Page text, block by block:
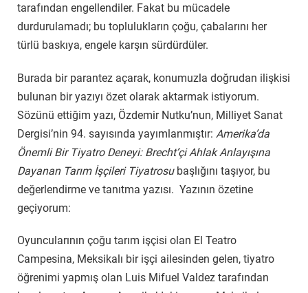
tarafından engellendiler. Fakat bu mücadele
durdurulamadı; bu toplulukların çoğu, çabalarını her
türlü baskıya, engele karşın sürdürdüler.
Burada bir parantez açarak, konumuzla doğrudan ilişkisi
bulunan bir yazıyı özet olarak aktarmak istiyorum.
Sözünü ettiğim yazı, Özdemir Nutku’nun, Milliyet Sanat
Dergisi’nin 94. sayısında yayımlanmıştır: Amerika’da
Önemli Bir Tiyatro Deneyi: Brecht’çi Ahlak Anlayışına
Dayanan Tarım İşçileri Tiyatrosu başlığını taşıyor, bu
değerlendirme ve tanıtma yazısı. Yazının özetine
geçiyorum:
Oyuncularının çoğu tarım işçisi olan El Teatro
Campesina, Meksikalı bir işçi ailesinden gelen, tiyatro
öğrenimi yapmış olan Luis Mifuel Valdez tarafından